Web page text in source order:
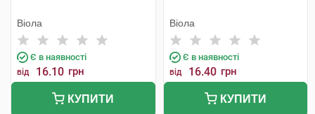
Віола
Є в наявності
від 16.10 грн
КУПИТИ
Віола
Є в наявності
від 16.40 грн
КУПИТИ